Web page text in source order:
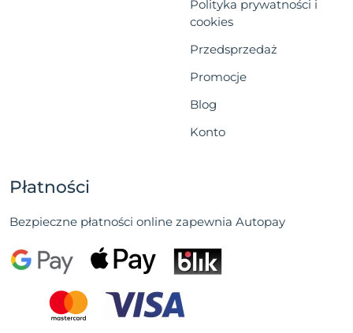
Polityka prywatności i
cookies
Przedsprzedaż
Promocje
Blog
Konto
Płatności
Bezpieczne płatności online zapewnia Autopay